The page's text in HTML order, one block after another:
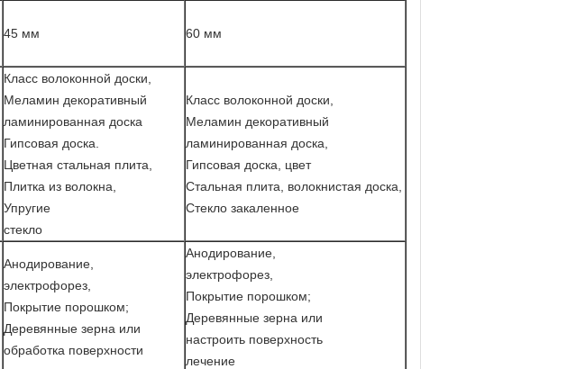
45 мм 60 мм
Класс волоконной доски,
Меламин декоративный
ламинированная доска
Гипсовая доска.
Цветная стальная плита,
Плитка из волокна,
Упругие
стекло
Класс волоконной доски,
Меламин декоративный
ламинированная доска,
Гипсовая доска, цвет
Стальная плита, волокнистая доска,
Стекло закаленное
Анодирование,
электрофорез,
Покрытие порошком;
Деревянные зерна или
обработка поверхности
Анодирование,
электрофорез,
Покрытие порошком;
Деревянные зерна или
настроить поверхность
лечение